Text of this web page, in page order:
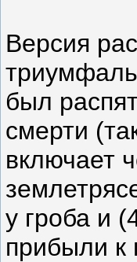
Версия
был
смерти
включает
у гроба и
прибыли к